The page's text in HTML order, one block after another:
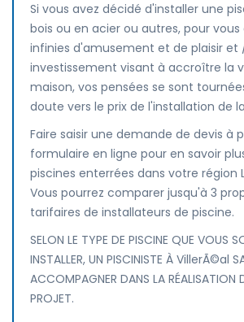
Si vous avez décidé d'installer une
bois ou en acier ou autres, pour vous
infinies d'amusement et de plaisir
investissement visant à accroître la
maison, vos pensées se sont
doute vers le prix de l'installation de
Faire saisir une demande de devis à
formulaire en ligne pour en savoir
piscines enterrées dans votre région
Vous pourrez comparer jusqu'à 3
tarifaires de installateurs de piscine.
SELON LE TYPE DE PISCINE QUE VOUS
INSTALLER, UN PISCINISTE À VillerÃ©al
ACCOMPAGNER DANS LA RÉALISATION
PROJET.